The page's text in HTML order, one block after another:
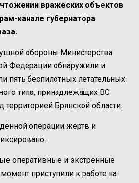
вражеских объектов
канале губернатора
обороны Министерства
Федерации обнаружили и
пять беспилотных летательных
типа, принадлежащих ВС
территорией Брянской области.
операции жертв и
оперативные и экстренные
приступили к работе на